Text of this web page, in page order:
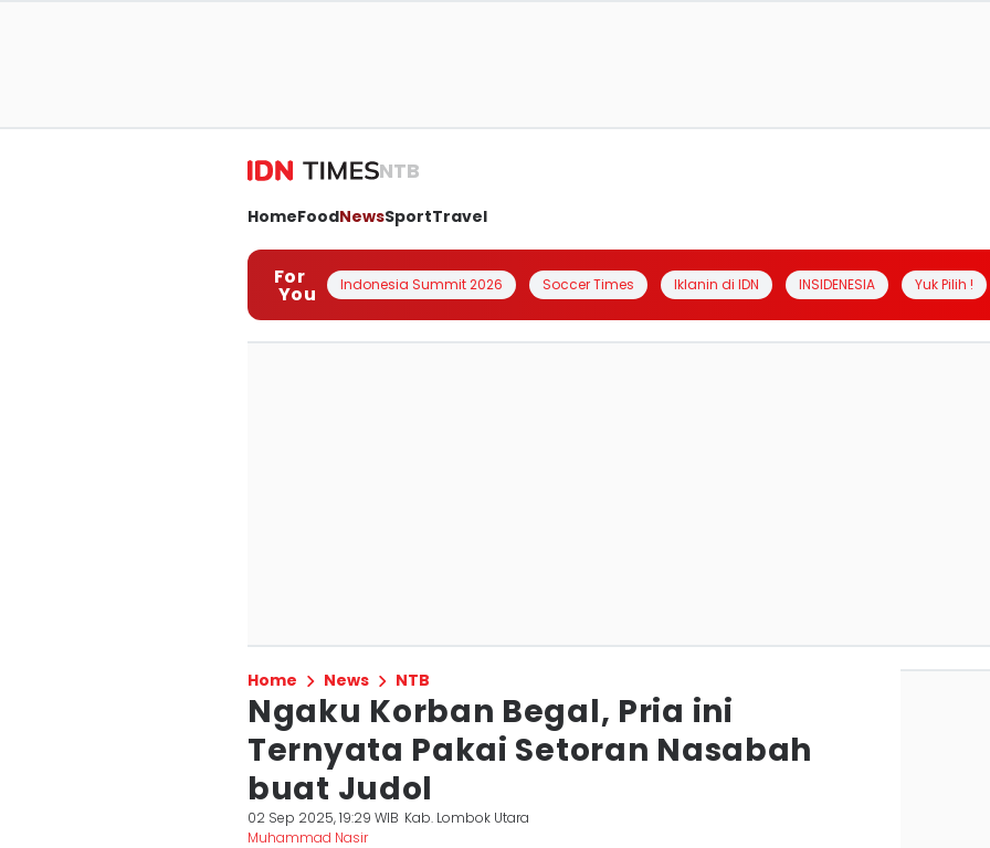
NTB
HomeFoodNewsSportTravel
For
You Indonesia Summit 2026 Soccer Times Iklanin di IDN INSIDENESIA Yuk Pilih !
Home News NTB
Ngaku Korban Begal, Pria ini
Ternyata Pakai Setoran Nasabah
buat Judol
02 Sep 2025, 19:29 WIB Kab. Lombok Utara
Muhammad Nasir